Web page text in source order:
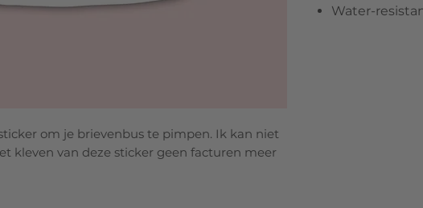
om je brievenbus te pimpen. Ik kan niet
kleven van deze sticker geen facturen meer
Water-